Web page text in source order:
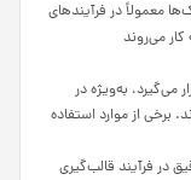
معمولاً در فرآیندهای
کار می‌روند
می‌گیرد، به‌ویژه در
برخی از موارد استفاده
در فرآیند قالب‌گیری